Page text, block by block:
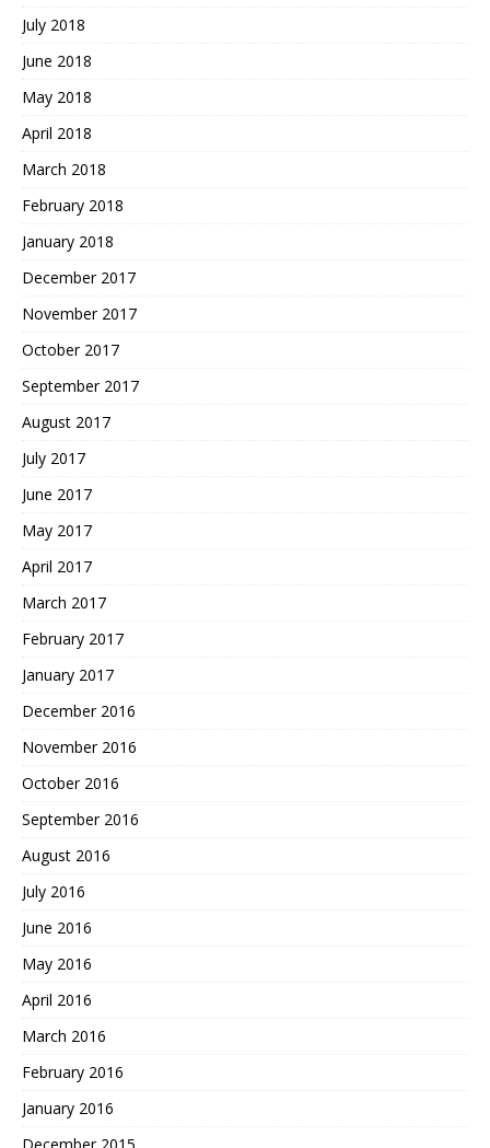
July 2018
June 2018
May 2018
April 2018
March 2018
February 2018
January 2018
December 2017
November 2017
October 2017
September 2017
August 2017
July 2017
June 2017
May 2017
April 2017
March 2017
February 2017
January 2017
December 2016
November 2016
October 2016
September 2016
August 2016
July 2016
June 2016
May 2016
April 2016
March 2016
February 2016
January 2016
December 2015